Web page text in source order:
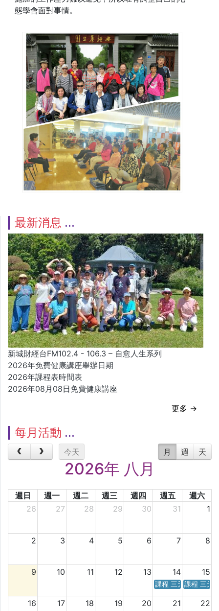
態學會面對事情。
最新消息
新城財經台FM102.4 - 106.3 – 自愈人生系列
2026年免費健康講座舉辦日期
2026年課程表時間表
2026年08月08日免費健康講座
更多 →
每月活動
今天 月 週 天
2026年 八月
週日 週一 週二 週三 週四 週五
週六
26
27 28 29 30 31 1
2 3 4 5 6 7 8
9 10 11 12 13 14 15
課程 三天／六天 時
課程 三天
16 17 18 19 20 21 22